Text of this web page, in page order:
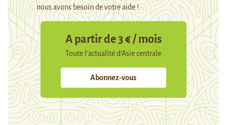
nous avons besoin de votre aide !
A partir de 3 € / mois
Toute l’actualité d’Asie centrale
Abonnez-vous